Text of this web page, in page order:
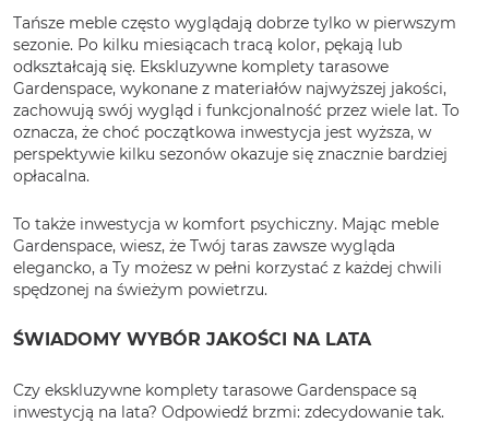
Tańsze meble często wyglądają dobrze tylko w pierwszym
sezonie. Po kilku miesiącach tracą kolor, pękają lub
odkształcają się. Ekskluzywne komplety tarasowe
Gardenspace, wykonane z materiałów najwyższej jakości,
zachowują swój wygląd i funkcjonalność przez wiele lat. To
oznacza, że choć początkowa inwestycja jest wyższa, w
perspektywie kilku sezonów okazuje się znacznie bardziej
opłacalna.
To także inwestycja w komfort psychiczny. Mając meble
Gardenspace, wiesz, że Twój taras zawsze wygląda
elegancko, a Ty możesz w pełni korzystać z każdej chwili
spędzonej na świeżym powietrzu.
ŚWIADOMY WYBÓR JAKOŚCI NA LATA
Czy ekskluzywne komplety tarasowe Gardenspace są
inwestycją na lata? Odpowiedź brzmi: zdecydowanie tak.